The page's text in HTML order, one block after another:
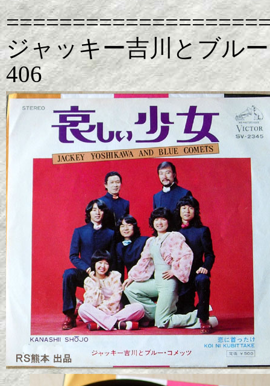
ジャッキー吉川とブル
406